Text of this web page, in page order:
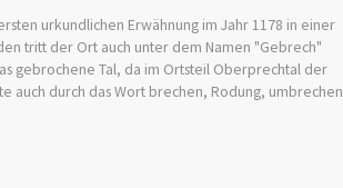
urkundlichen Erwähnung im Jahr 1178 in einer
tritt der Ort auch unter dem Namen "Gebrech"
gebrochene Tal, da im Ortsteil Oberprechtal der
auch durch das Wort brechen, Rodung, umbrechen